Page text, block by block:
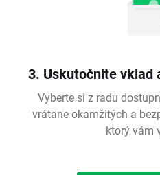
3. Uskutočnite vklad
Vyberte si z radu
vrátane okamžitých a
ktorý vám